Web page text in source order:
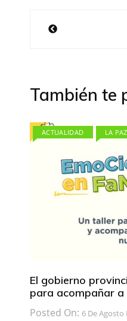
También te
ACTUALIDAD LA PAZ
El gobierno
para acompañar
Posted On: 6 De Agosto